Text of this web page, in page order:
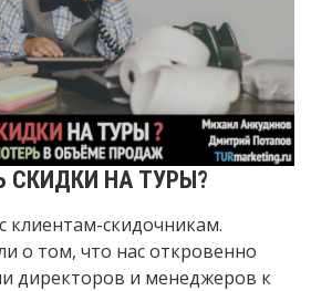
СКИДКИ НА ТУРЫ?
клиентам-скидочникам.
о том, что нас откровенно
директоров и менеджеров к